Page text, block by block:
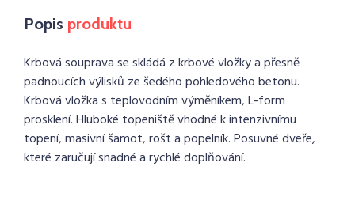
Popis produktu
Krbová souprava se skládá z krbové vložky a přesně
padnoucích výlisků ze šedého pohledového betonu.
Krbová vložka s teplovodním výměníkem, L-form
prosklení. Hluboké topeniště vhodné k intenzivnímu
topení, masivní šamot, rošt a popelník. Posuvné dveře,
které zaručují snadné a rychlé doplňování.